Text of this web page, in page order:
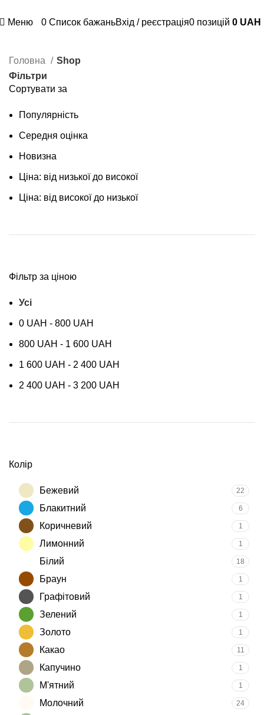
Меню
0 Список бажаньВхід / реєстрація0 позицій 0 UAH
Головна
Shop
Фільтри
Сортувати за
Популярність
Середня оцінка
Новизна
Ціна: від низької до високої
Ціна: від високої до низької
Фільтр за ціною
Усі
0 UAH - 800 UAH
800 UAH - 1 600 UAH
1 600 UAH - 2 400 UAH
2 400 UAH - 3 200 UAH
Колір
Бежевий 22
Блакитний 6
Коричневий 1
Лимонний 1
Білий 18
Браун 1
Графітовий 1
Зелений 1
Золото 1
Какао 11
Капучино 1
М'ятний 1
Молочний 24